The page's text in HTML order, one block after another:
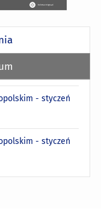
- styczeń
- styczeń